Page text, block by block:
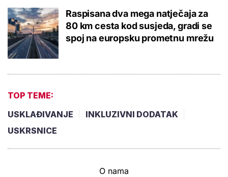
Raspisana dva mega natječaja za
80 km cesta kod susjeda, gradi se
spoj na europsku prometnu mrežu
TOP TEME:
USKLAĐIVANJE
INKLUZIVNI DODATAK
USKRSNICE
O nama